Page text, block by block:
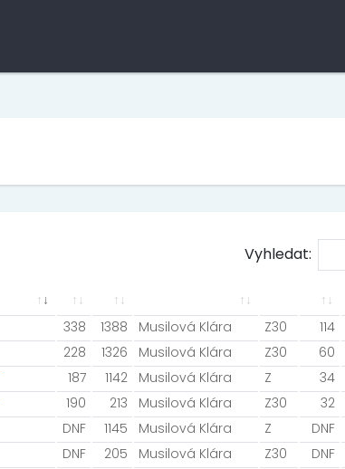
Vyhledat:
338 1388 Musilová Klára Z30 114
228 1326 Musilová Klára Z30 60
187 1142 Musilová Klára Z 34
190 213 Musilová Klára Z30 32
DNF 1145 Musilová Klára Z DNF
DNF 205 Musilová Klára Z30 DNF